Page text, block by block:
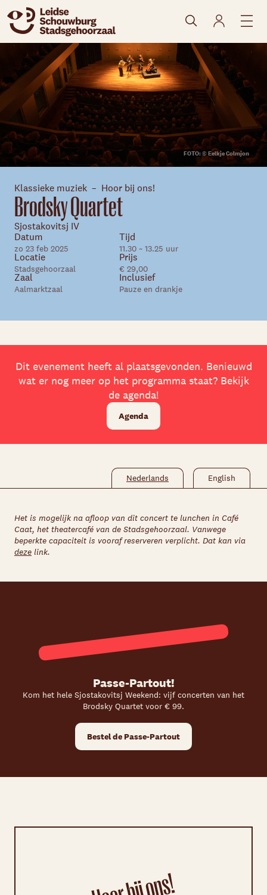
FOTO: © Eelkje Colmjon
naar agenda
Klassieke muziek Hoor bij ons!
Brodsky Quartet
Sjostakovitsj IV
Datum
zo 23 feb 2025
Tijd
11.30 ~ 13.25 uur
Locatie
Stadsgehoorzaal
Prijs
€ 29,00
Zaal
Aalmarktzaal
Inclusief
Pauze en drankje
Dit evenement heeft al plaatsgevonden. Benieuwd
wat er nog meer op het programma staat? Bekijk
de agenda!
Agenda
Nederlands English
Het is mogelijk na afloop van dit concert te lunchen in Café
Caat, het theatercafé van de Stadsgehoorzaal. Vanwege
beperkte capaciteit is vooraf reserveren verplicht. Dat kan via
deze link.
Passe-Partout!
Kom het hele Sjostakovitsj Weekend: vijf concerten van het
Brodsky Quartet voor € 99.
Bestel de Passe-Partout